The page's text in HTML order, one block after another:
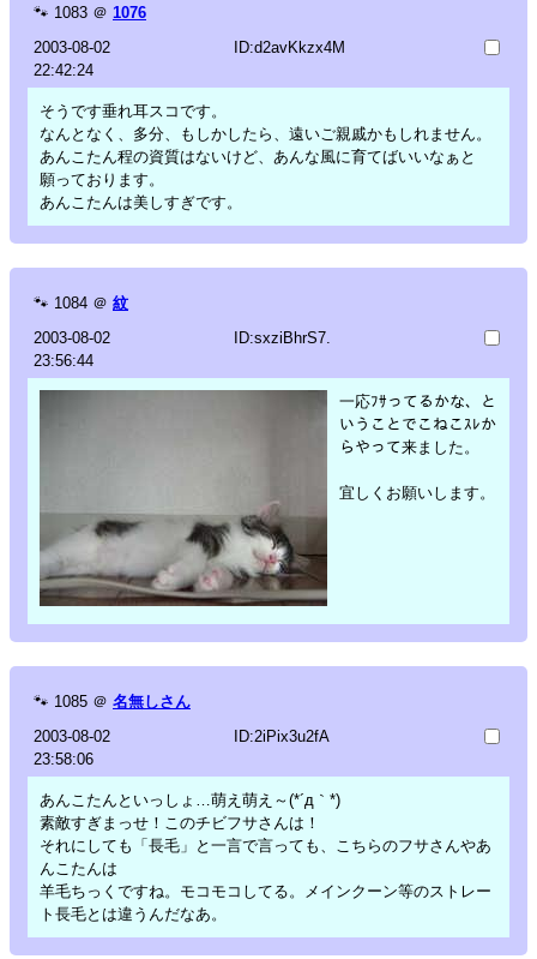
🐾 1083 ＠ 1076
2003-08-02
22:42:24
ID:d2avKkzx4M
そうです垂れ耳スコです。
なんとなく、多分、もしかしたら、遠いご親戚かもしれません。
あんこたん程の資質はないけど、あんな風に育てばいいなぁと
願っております。
あんこたんは美しすぎです。
🐾 1084 ＠ 紋
2003-08-02
23:56:44
ID:sxziBhrS7.
一応ﾌｻってるかな、と
いうことでこねこｽﾚか
らやって来ました。
宜しくお願いします。
🐾 1085 ＠ 名無しさん
2003-08-02
23:58:06
ID:2iPix3u2fA
あんこたんといっしょ…萌え萌え～(*´д｀*)
素敵すぎまっせ！このチビフサさんは！
それにしても「長毛」と一言で言っても、こちらのフサさんやあ
んこたんは
羊毛ちっくですね。モコモコしてる。メインクーン等のストレー
ト長毛とは違うんだなあ。